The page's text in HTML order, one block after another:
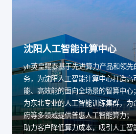
沈阳人工智能计算中心
yh英皇鲲泰基于先进算力产品和领先
务，为沈阳人工智能计算中心打造高
能、高效能的面向全场景的智算中心
为东北专业的人工智能训练集群，为
府等多领域提供普惠人工智能算力；
助力客户降低算力成本，吸引人工智